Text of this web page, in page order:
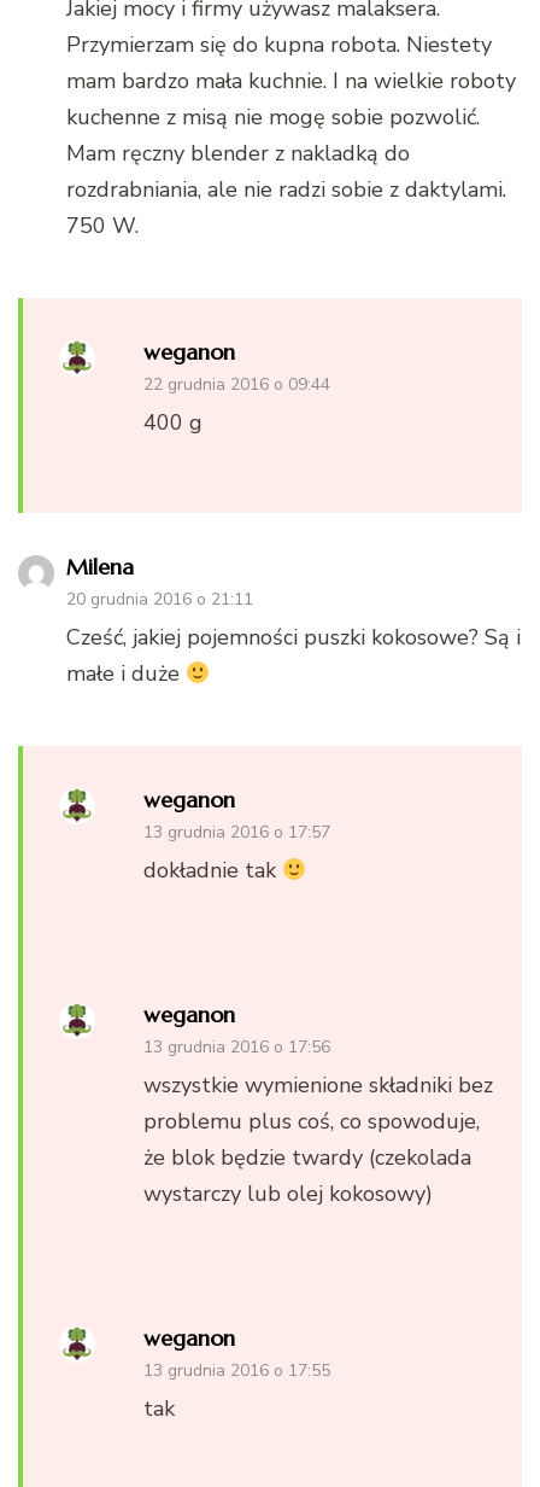
Jakiej mocy i firmy używasz malaksera.
Przymierzam się do kupna robota. Niestety
mam bardzo mała kuchnie. I na wielkie roboty
kuchenne z misą nie mogę sobie pozwolić.
Mam ręczny blender z nakladką do
rozdrabniania, ale nie radzi sobie z daktylami.
750 W.
weganon
22 grudnia 2016 o 09:44
400 g
Milena
20 grudnia 2016 o 21:11
Cześć, jakiej pojemności puszki kokosowe? Są i
małe i duże
weganon
13 grudnia 2016 o 17:57
dokładnie tak
weganon
13 grudnia 2016 o 17:56
wszystkie wymienione składniki bez
problemu plus coś, co spowoduje,
że blok będzie twardy (czekolada
wystarczy lub olej kokosowy)
weganon
13 grudnia 2016 o 17:55
tak